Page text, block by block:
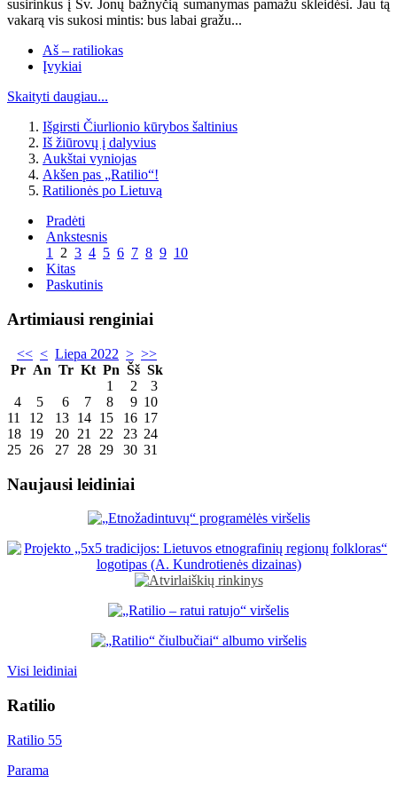
susirinkus į Šv. Jonų bažnyčią sumanymas pamažu skleidėsi. Jau tą
vakarą vis sukosi mintis: bus labai gražu...
Aš – ratiliokas
Įvykiai
Skaityti daugiau...
Išgirsti Čiurlionio kūrybos šaltinius
Iš žiūrovų į dalyvius
Aukštai vyniojas
Akšen pas „Ratilio“!
Ratilionės po Lietuvą
Pradėti
Ankstesnis
1 2 3 4 5 6 7 8 9 10
Kitas
Paskutinis
Artimiausi renginiai
<< < Liepa 2022 > >>
Pr An Tr Kt Pn Šš Sk
1
2
3
4
5 6 7 8 9 10
11
12 13 14 15 16 17
18 19 20 21 22 23 24
25 26 27 28 29 30 31
Naujausi leidiniai
Visi leidiniai
Ratilio
Ratilio 55
Parama